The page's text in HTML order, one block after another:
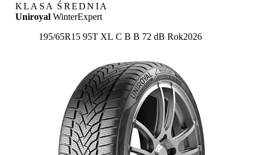
KLASA ŚREDNIA
Uniroyal WinterExpert
195/65R15 95T XL Etykieta:
C B B 72 dB Rok2026